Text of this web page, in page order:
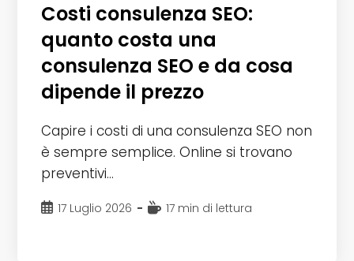
Costi consulenza SEO:
quanto costa una
consulenza SEO e da cosa
dipende il prezzo
Capire i costi di una consulenza SEO non
è sempre semplice. Online si trovano
preventivi…
Articolo
17 Luglio 2026
Tempo17 min di lettura